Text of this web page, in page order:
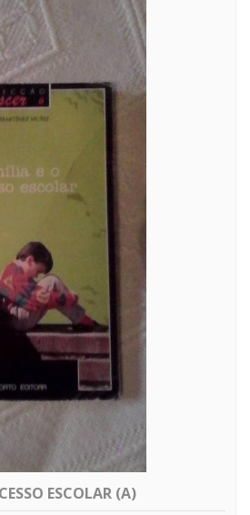
ESCOLAR (A)